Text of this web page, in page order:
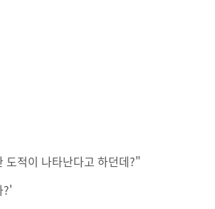
도적이 나타난다고 하던데?"
?'